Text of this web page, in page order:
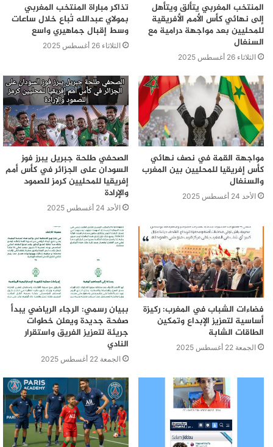
المنتخب المغربي يتألق ويتأهل
إلى نهائي كأس الأمم الأفريقية
للمحليين بعد مواجهة درامية مع
السنغال
الثلاثاء 26 أغسطس 2025
تذاكر مباراة المنتخب المغربي
بمولاي عبدالله تُباع خلال ساعات
وسط إقبال جماهيري واسع
الثلاثاء 26 أغسطس 2025
مواجهة القمة في نصف نهائي
كأس إفريقيا للمحليين بين المغرب
والسنغال
الأحد 24 أغسطس 2025
الصحفي طلحة جبريل يبرز فوز
السودان على الجزائر في كأس أمم
إفريقيا للمحليين كرمز للصمود
والإرادة
الأحد 24 أغسطس 2025
فضاءات الشباب في المغرب: ركيزة
أساسية لتعزيز الإبداع وتمكين
الطاقات الشابة
الجمعة 22 أغسطس 2025
ببيان رسمي: الرجاء الرياضي يبدأ
صفحة جديدة ويعلن خطوات
جريئة لتعزيز الفريق واستقرار
النادي
الجمعة 22 أغسطس 2025